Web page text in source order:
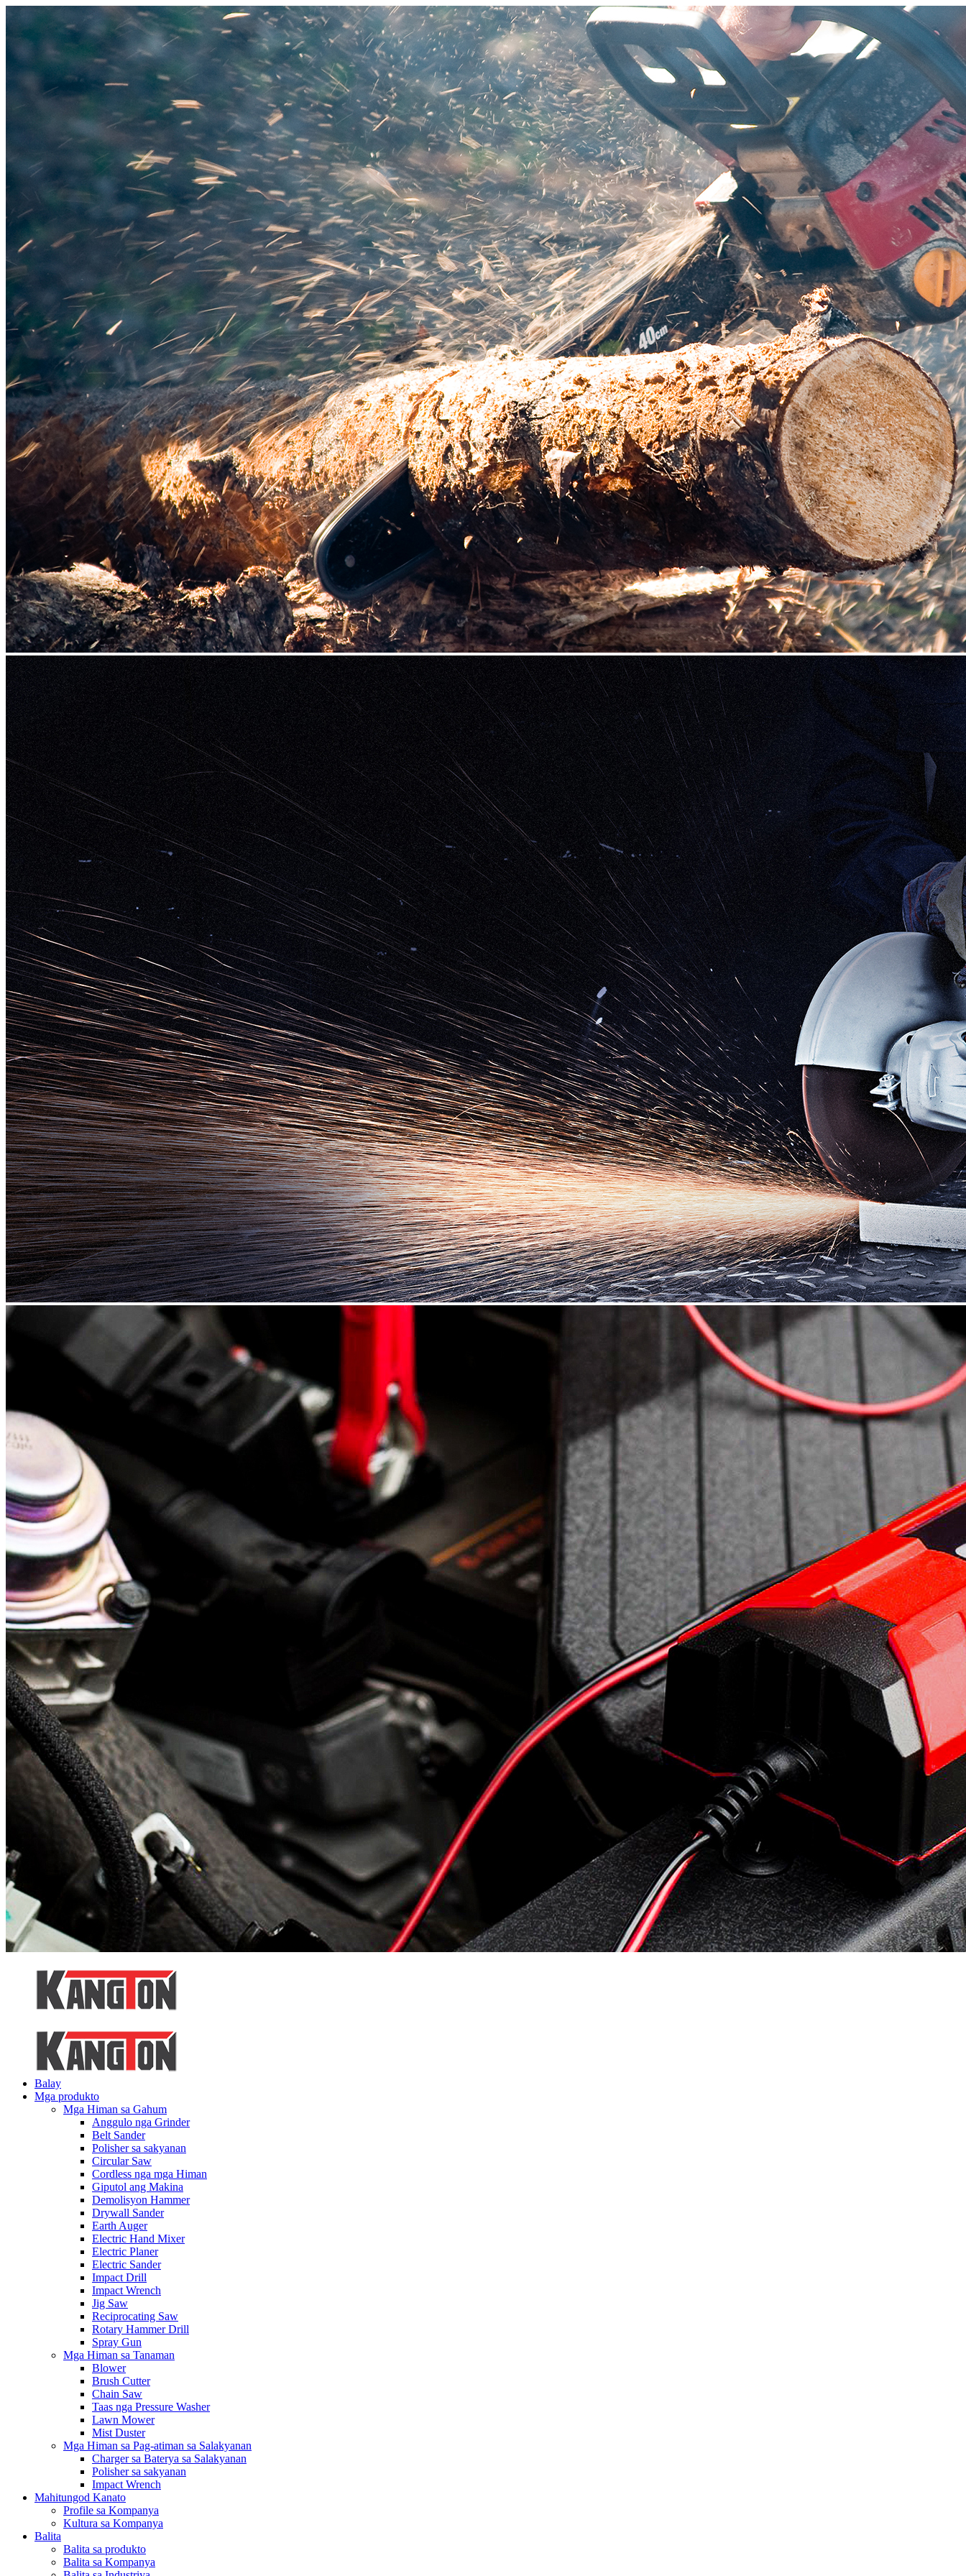
Balay
Mga produkto
Mga Himan sa Gahum
Anggulo nga Grinder
Belt Sander
Polisher sa sakyanan
Circular Saw
Cordless nga mga Himan
Giputol ang Makina
Demolisyon Hammer
Drywall Sander
Earth Auger
Electric Hand Mixer
Electric Planer
Electric Sander
Impact Drill
Impact Wrench
Jig Saw
Reciprocating Saw
Rotary Hammer Drill
Spray Gun
Mga Himan sa Tanaman
Blower
Brush Cutter
Chain Saw
Taas nga Pressure Washer
Lawn Mower
Mist Duster
Mga Himan sa Pag-atiman sa Salakyanan
Charger sa Baterya sa Salakyanan
Polisher sa sakyanan
Impact Wrench
Mahitungod Kanato
Profile sa Kompanya
Kultura sa Kompanya
Balita
Balita sa produkto
Balita sa Kompanya